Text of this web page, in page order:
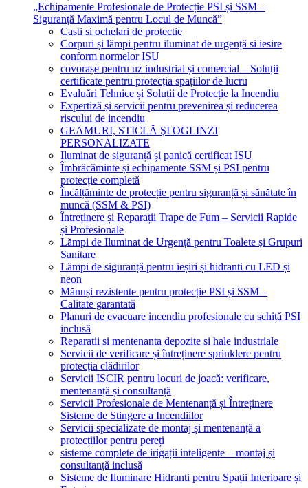
„Echipamente Profesionale de Protecție PSI și SSM –
Siguranță Maximă pentru Locul de Muncă”
Casti si ochelari de protectie
Corpuri și lămpi pentru iluminat de urgență si iesire
conform normelor ISU
covorașe pentru uz industrial și comercial – Soluții
certificate pentru protecția spațiilor de lucru
Evaluări Tehnice și Soluții de Protecție la Incendiu
Expertiză și servicii pentru prevenirea și reducerea
riscului de incendiu
GEAMURI, STICLĂ ŞI OGLINZI
PERSONALIZATE
Iluminat de siguranță și panică certificat ISU
Îmbrăcăminte și echipamente SSM și PSI pentru
protecție completă
Încălțăminte de protecție pentru siguranță și sănătate în
muncă (SSM & PSI)
Întreținere și Reparații Trape de Fum – Servicii Rapide
și Profesionale
Lămpi de Iluminat de Urgență pentru Toalete și Grupuri
Sanitare
Lămpi de siguranță pentru ieșiri și hidranti cu LED și
neon
Mănuși rezistente pentru protecție PSI și SSM –
Calitate garantată
Planuri de evacuare incendiu profesionale cu schiță PSI
inclusă
Reparatii si mentenanta depozite si hale industriale
Servicii de verificare și întreținere sprinklere pentru
protecția clădirilor
Servicii ISCIR pentru locuri de joacă: verificare,
mentenanță și consultanță
Servicii Profesionale de Mentenanță și Întreținere
Sisteme de Stingere a Incendiilor
Servicii specializate de montaj și mentenanță a
protecțiilor pentru pereți
sisteme complete de irigații inteligente – montaj și
consultanță inclusă
Sisteme de Iluminare Hidranti pentru Spații Interioare și